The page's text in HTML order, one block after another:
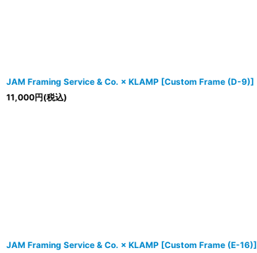
JAM Framing Service & Co. × KLAMP [Custom Frame (D-9)]
11,000円(税込)
JAM Framing Service & Co. × KLAMP [Custom Frame (E-16)]